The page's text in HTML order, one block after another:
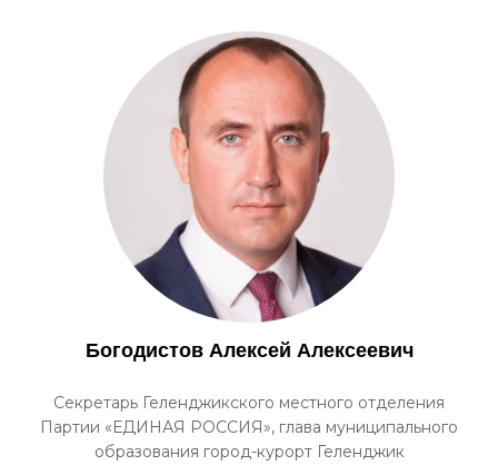
Богодистов Алексей Алексеевич
Секретарь Геленджикского местного отделения
Партии «ЕДИНАЯ РОССИЯ», глава муниципального
образования город-курорт Геленджик